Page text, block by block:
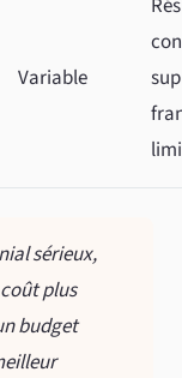
Variable
sérieux,
plus
budget